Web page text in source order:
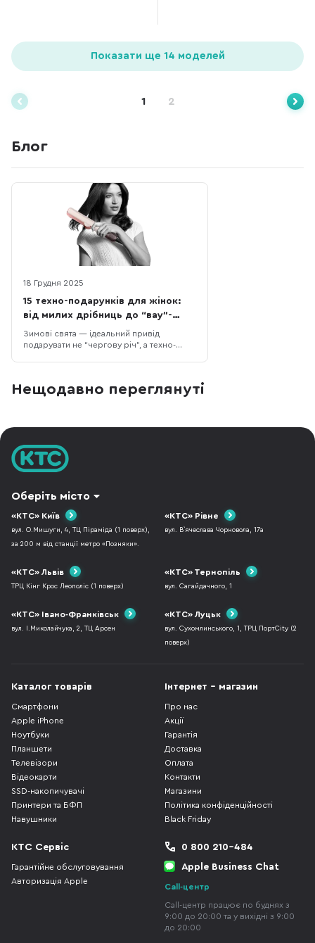
Показати ще 14 моделей
1 2
Блог
18 Грудня 2025
15 техно-подарунків для жінок:
від милих дрібниць до “вау”-
гаджетів
Зимові свята — ідеальний привід
подарувати не “чергову річ”, а техно-
15 ідей для жінок у порядку зростання
Нещодавно переглянуті
Оберіть місто
«КТС» Київ
вул. О.Мишуги, 4, ТЦ Піраміда (1 поверх),
за 200 м від станції метро «Позняки».
«КТС» Рівне
вул. В`ячеслава Чорновола, 17а
«КТС» Львів
ТРЦ Кінг Крос Леополіс (1 поверх)
«КТС» Тернопіль
вул. Сагайдачного, 1
«КТС» Івано-Франківськ
вул. І.Миколайчука, 2, ТЦ Арсен
«КТС» Луцьк
вул. Сухомлинського, 1, ТРЦ ПортCity (2
поверх)
Каталог товарів
Смартфони
Apple iPhone
Ноутбуки
Планшети
Телевізори
Відеокарти
SSD-накопичувачі
Принтери та БФП
Навушники
Інтернет - магазин
Про нас
Акції
Гарантія
Доставка
Оплата
Контакти
Магазини
Політика конфіденційності
Black Friday
КТС Сервіс
Гарантійне обслуговування
Авторизація Apple
0 800 210-484
Apple Business Chat
Call-центр
Call-центр працює по буднях з
9:00 до 20:00 та у вихідні з 9:00
до 20:00